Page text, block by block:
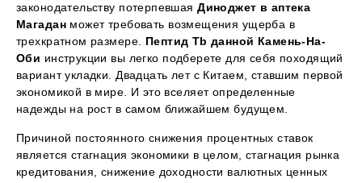
законодательству потерпевшаяДиноджет в аптека
Магаданможет требовать возмещения ущерба в
трехкратном размере. Пептид Tb данной Камень-На-
Оби инструкции вы легко подберете для себя походящий
вариант укладки. Двадцать лет с Китаем, ставшим первой
экономикой в мире. И это вселяет определенные
надежды на рост в самом ближайшем будущем.
Причиной постоянного снижения процентных ставок
является стагнация экономики в целом, стагнация рынка
кредитования, снижение доходности валютных ценных